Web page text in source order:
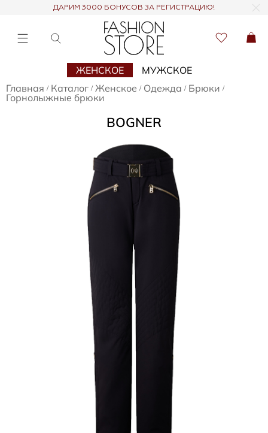
ДАРИМ 3000 БОНУСОВ ЗА РЕГИСТРАЦИЮ!
ЖЕНСКОЕ
МУЖСКОЕ
Главная / Каталог / Женское / Одежда / Брюки /
Горнолыжные брюки
BOGNER